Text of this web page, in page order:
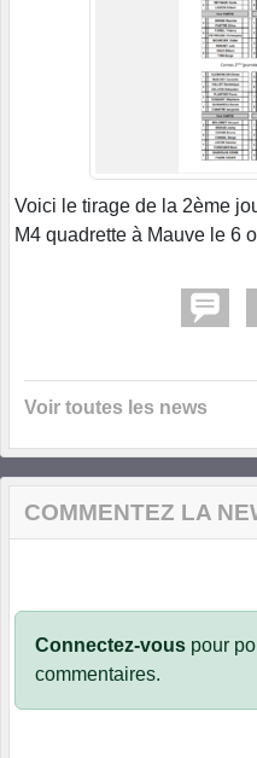
Voici le tirage de la 2ème
M4 quadrette à Mauve le 6
Voir toutes les news
COMMENTEZ LA
Connectez-vous pour
commentaires.